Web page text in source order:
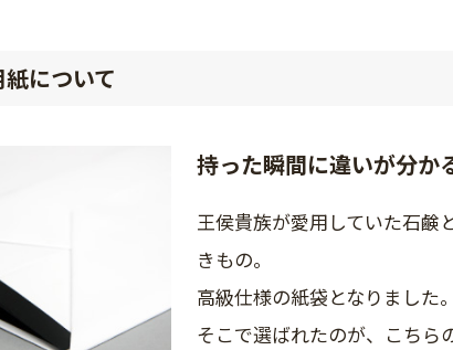
について
持った瞬間に違いが分か
王侯貴族が愛用していた石鹸
きもの。
高級仕様の紙袋となりました。
そこで選ばれたのが、こちら